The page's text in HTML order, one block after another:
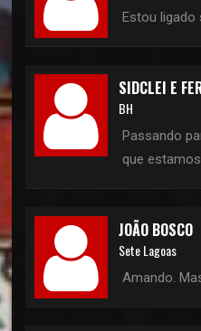
Estou ligado
SIDCLEI E
BH
Passando
que
JOÃO BOSCO
Sete Lagoas
Amando.